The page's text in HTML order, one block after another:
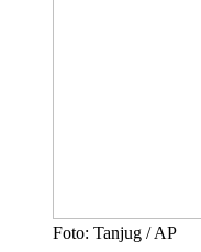
Foto: Tanjug / AP